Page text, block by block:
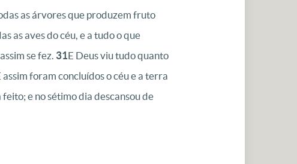
as árvores que produzem fruto
as aves do céu, e a tudo o que
se fez. 31E Deus viu tudo quanto
assim foram concluídos o céu e a terra
e no sétimo dia descansou de